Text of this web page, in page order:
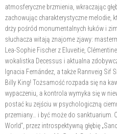
atmosferyczne brzmienia, wkraczając
zachowując charakterystyczne melodie,
drży pośród monumentalnych łuków i
słuchacza witają znajome zjawy:
Lea-Sophie Fischer z Eluveitie,
wokalistka Decessus i aktualna
Ignacia Fernández, a także Rannveig Sif
Billy King! Tożsamość rozpada się na
wypaczeniu, a kontrola wymyka się w
postać ku zejściu w psychologiczną
przemiany… i być może do sanktuarium.
World”, przez introspektywną głębię